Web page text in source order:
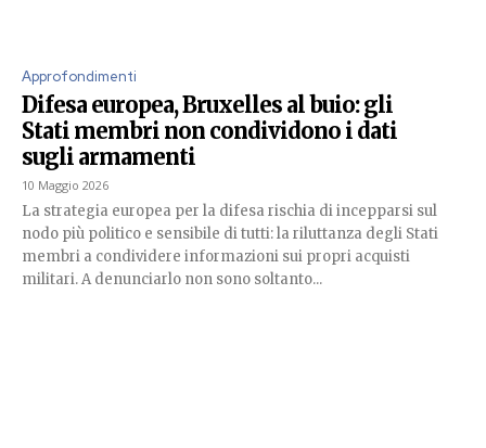
Approfondimenti
Difesa europea, Bruxelles al buio: gli
Stati membri non condividono i dati
sugli armamenti
10 Maggio 2026
La strategia europea per la difesa rischia di incepparsi sul
nodo più politico e sensibile di tutti: la riluttanza degli Stati
membri a condividere informazioni sui propri acquisti
militari. A denunciarlo non sono soltanto...